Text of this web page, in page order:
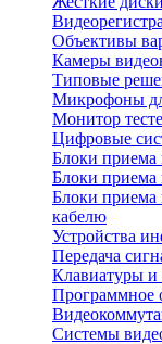
Объективы
Камеры
Типовые
Микрофоны
Монитор
Цифровые
Блоки приема
Блоки приема
Блоки приема
кабелю
Устройства
Передача
Клавиатуры и
Программное
Системы